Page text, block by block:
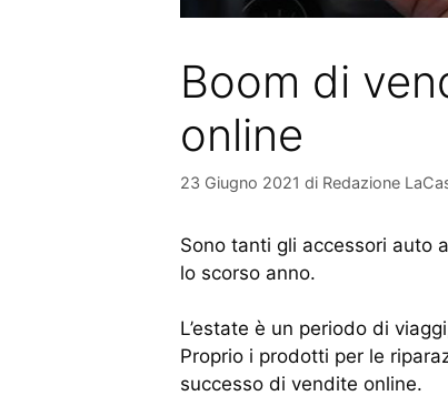
Boom di
online
23 Giugno 2021 di Redazione
Sono tanti gli accessori auto
lo scorso anno.
L’estate è un periodo di
Proprio i prodotti per le
successo di vendite online.